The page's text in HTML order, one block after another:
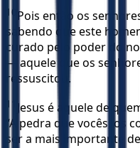
10 Pois então os
sabendo que este
curado pelo poder do
— aquele que os
ressuscitou.
11
Jesus é aquele de
“A pedra que vocês, os
ser a mais importante